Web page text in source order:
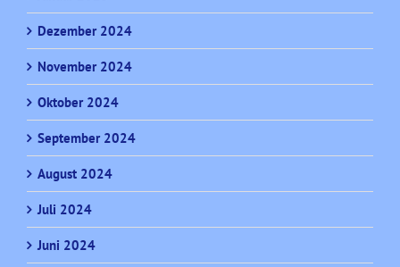
Dezember 2024
November 2024
Oktober 2024
September 2024
August 2024
Juli 2024
Juni 2024